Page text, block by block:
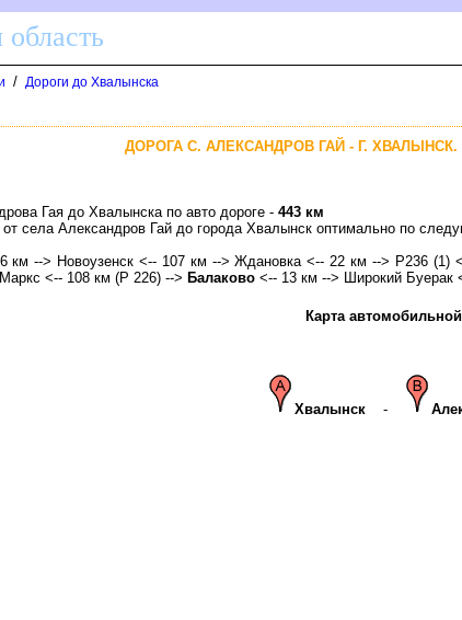
область
/ Дороги до Хвалынска
ДОРОГА С. АЛЕКСАНДРОВ ГАЙ - Г.
Гая до Хвалынска по авто дороге - 443 км
от села Александров Гай до города Хвалынск оптимально по
км --> Новоузенск <-- 107 км --> Ждановка <-- 22 км --> Р236
<-- 108 км (Р 226) --> Балаково <-- 13 км --> Широкий Буерак
Карта
Хвалынск-